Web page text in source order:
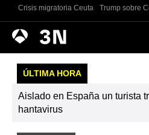
Crisis migratoria Ceuta Trump sobre
Antena
3
Noticias
ÚLTIMA HORA
Aislado en España un turista
hantavirus